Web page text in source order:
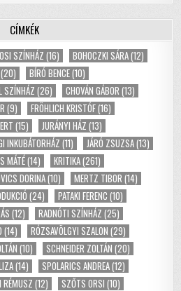
CÍMKÉK
SZÍNHÁZ (16) BOHOCZKI SÁRA(12)
(20) BÍRÓ BENCE(10)
SZÍNHÁZ (26) CHOVÁN GÁBOR (13)
(9) FRÖHLICH KRISTÓF(16)
(15) JURÁNYI HÁZ (13)
INKUBÁTORHÁZ (11) JÁRÓ ZSUZSA(13)
MÁTÉ(14) KRITIKA(261)
DORINA(10) MERTZ TIBOR (14)
(24) PATAKI FERENC (10)
(12) RADNÓTI SZÍNHÁZ (25)
(14) RÓZSAVÖLGYI SZALON (29)
(10) SCHNEIDER ZOLTÁN (20)
(14) SPOLARICS ANDREA(12)
(12) SZŐTS ORSI (10)